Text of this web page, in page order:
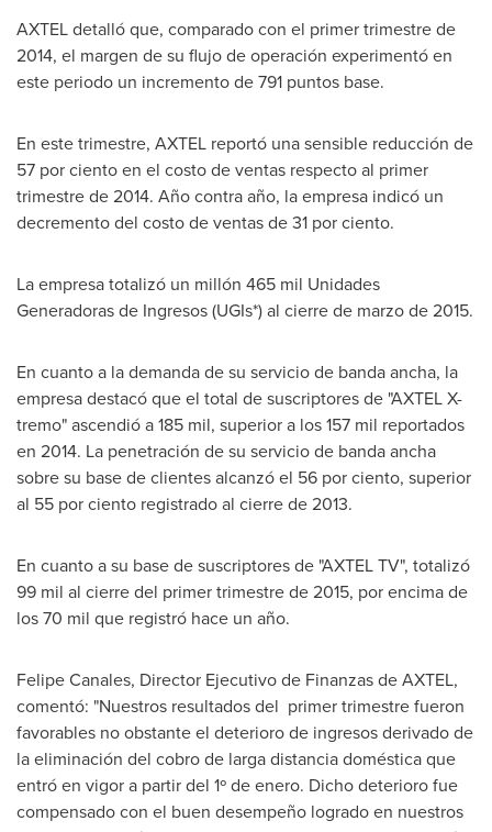
AXTEL detalló que, comparado con el primer trimestre de
2014, el margen de su flujo de operación experimentó en
este periodo un incremento de 791 puntos base.
En este trimestre, AXTEL reportó una sensible reducción de
57 por ciento en el costo de ventas respecto al primer
trimestre de 2014. Año contra año, la empresa indicó un
decremento del costo de ventas de 31 por ciento.
La empresa totalizó un millón 465 mil Unidades
Generadoras de Ingresos (UGIs*) al cierre de marzo de 2015.
En cuanto a la demanda de su servicio de banda ancha, la
empresa destacó que el total de suscriptores de "AXTEL X-
tremo" ascendió a 185 mil, superior a los 157 mil reportados
en 2014. La penetración de su servicio de banda ancha
sobre su base de clientes alcanzó el 56 por ciento, superior
al 55 por ciento registrado al cierre de 2013.
En cuanto a su base de suscriptores de "AXTEL TV", totalizó
99 mil al cierre del primer trimestre de 2015, por encima de
los 70 mil que registró hace un año.
Felipe Canales, Director Ejecutivo de Finanzas de AXTEL,
comentó: "Nuestros resultados del primer trimestre fueron
favorables no obstante el deterioro de ingresos derivado de
la eliminación del cobro de larga distancia doméstica que
entró en vigor a partir del 1º de enero. Dicho deterioro fue
compensado con el buen desempeño logrado en nuestros